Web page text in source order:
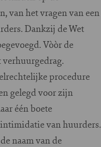
van het vragen van een
Dankzij de Wet
Vòòr de
procedure
gelegd voor zijn
één boete
van huurders.
naam van de